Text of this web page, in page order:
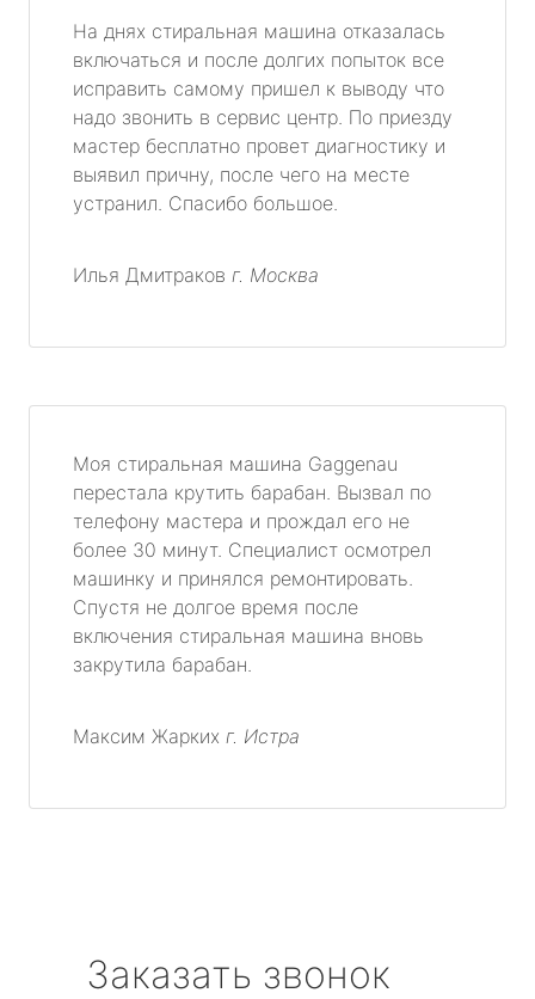
На днях стиральная машина отказалась
включаться и после долгих попыток все
исправить самому пришел к выводу что
надо звонить в сервис центр. По приезду
мастер бесплатно провет диагностику и
выявил причну, после чего на месте
устранил. Спасибо большое.
Илья Дмитраков г. Москва
Моя стиральная машина Gaggenau
перестала крутить барабан. Вызвал по
телефону мастера и прождал его не
более 30 минут. Специалист осмотрел
машинку и принялся ремонтировать.
Спустя не долгое время после
включения стиральная машина вновь
закрутила барабан.
Максим Жарких г. Истра
Заказать звонок